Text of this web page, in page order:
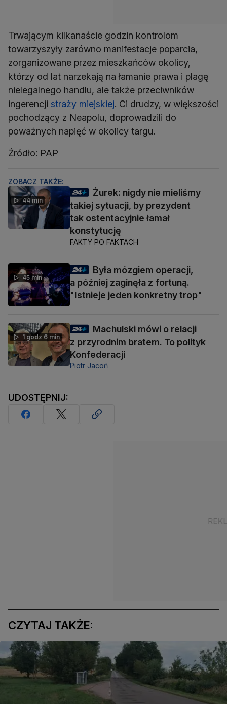
Trwającym kilkanaście godzin kontrolom
towarzyszyły zarówno manifestacje poparcia,
zorganizowane przez mieszkańców okolicy,
którzy od lat narzekają na łamanie prawa i plagę
nielegalnego handlu, ale także przeciwników
ingerencji straży miejskiej. Ci drudzy, w większości
pochodzący z Neapolu, doprowadzili do
poważnych napięć w okolicy targu.
Źródło: PAP
ZOBACZ TAKŻE:
44 min
Żurek: nigdy nie mieliśmy
takiej sytuacji, by prezydent
tak ostentacyjnie łamał
konstytucję
FAKTY PO FAKTACH
45 min
Była mózgiem operacji,
a później zaginęła z fortuną.
"Istnieje jeden konkretny trop"
1 godz 6 min
Machulski mówi o relacji
z przyrodnim bratem. To polityk
Konfederacji
Piotr Jacoń
UDOSTĘPNIJ:
CZYTAJ TAKŻE: